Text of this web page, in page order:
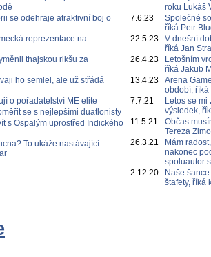
se odehraje atraktivní boj o
reprezentace na
thajskou rikšu za
ho semlel, ale už střádá
o pořadatelství ME elite
se s nejlepšími duatlonisty
s Ospalým uprostřed Indického
To ukáže nastávající
roku Lukáš
7.6.23
Společné
říká Petr
22.5.23
V dnešní
říká Jan
26.4.23
Letošním
říká Jakub
13.4.23
Arena
období,
7.7.21
Letos se
výsledek,
11.5.21
Občas
Tereza
26.3.21
Mám
nakonec
spoluautor
2.12.20
Naše
štafety, říká